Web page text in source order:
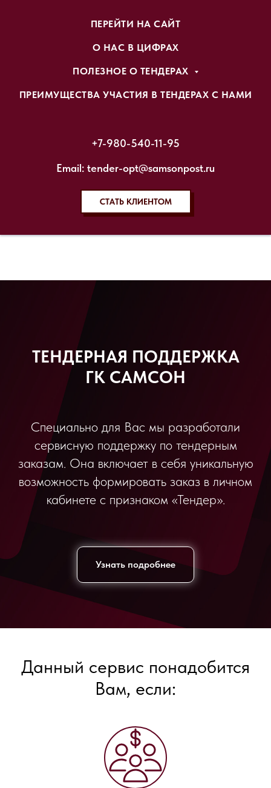
ПЕРЕЙТИ НА САЙТ
О НАС В ЦИФРАХ
ПОЛЕЗНОЕ О ТЕНДЕРАХ
ПРЕИМУЩЕСТВА УЧАСТИЯ В ТЕНДЕРАХ С НАМИ
+7-980-540-11-95
Email: tender-opt@samsonpost.ru
СТАТЬ КЛИЕНТОМ
ТЕНДЕРНАЯ ПОДДЕРЖКА
ГК САМСОН
Специально для Вас мы разработали
сервисную поддержку по тендерным
заказам. Она включает в себя уникальную
возможность формировать заказ в личном
кабинете с признаком «Тендер».
Узнать подробнее
Данный сервис понадобится
Вам, если: